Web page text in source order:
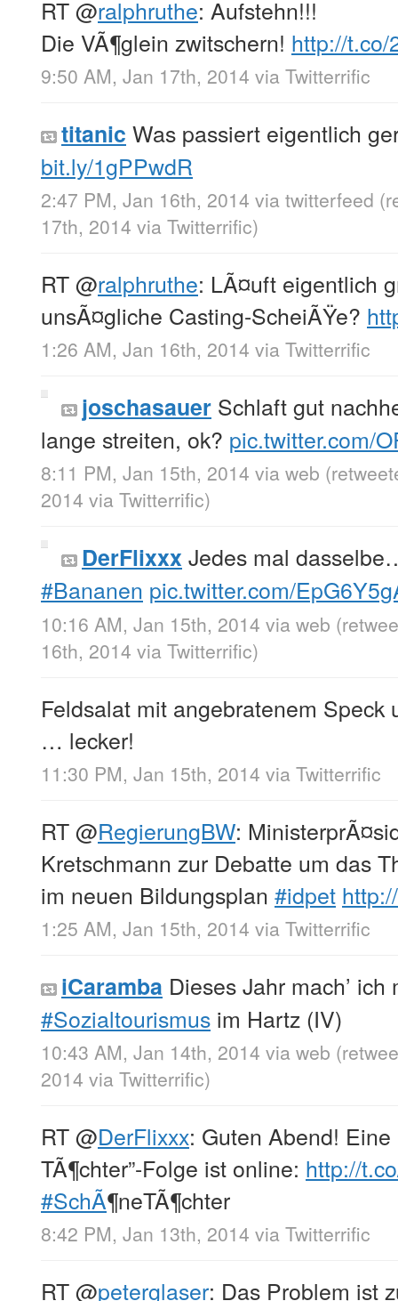
RT@ralphruthe: Aufstehn!!!
Die VÃ¶glein zwitschern! http://t.co/
9:50 AM, Jan 17th, 2014 via Twitterrific
titanic Was passiert eigentlich
bit.ly/1gPPwdR
2:47 PM, Jan 16th, 2014 via twitterfeed
17th, 2014 via Twitterrific)
RT@ralphruthe: LÃ¤uft eigentlich
unsÃ¤gliche Casting-ScheiÃŸe?
1:26 AM, Jan 16th, 2014 via Twitterrific
joschasauer Schlaft gut
lange streiten, ok? pic.twitter.com/
8:11 PM, Jan 15th, 2014 via web
2014 via Twitterrific)
DerFlixxx Jedes mal
#Bananen pic.twitter.com/
10:16 AM, Jan 15th, 2014 via web
16th, 2014 via Twitterrific)
Feldsalat mit angebratenem Speck
… lecker!
11:30 PM, Jan 15th, 2014 via Twitterrific
RT@RegierungBW:
Kretschmann zur Debatte um das
im neuen Bildungsplan #idpet
1:25 AM, Jan 15th, 2014 via Twitterrific
iCaramba Dieses Jahr mach’ ich
#Sozialtourismus im Hartz (IV)
10:43 AM, Jan 14th, 2014 via web
2014 via Twitterrific)
RT@DerFlixxx: Guten Abend!
TÃ¶chter”-Folge ist online: http://
#SchÃ¶neTÃ¶chter
8:42 PM, Jan 13th, 2014 via Twitterrific
RT@peterglaser: Das Problem ist